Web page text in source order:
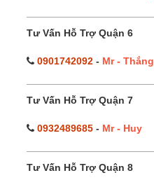
Tư Vấn Hỗ Trợ Quận 6
0901742092 - Mr - Thắng
Tư Vấn Hỗ Trợ Quận 7
0932489685 - Mr - Huy
Tư Vấn Hỗ Trợ Quận 8